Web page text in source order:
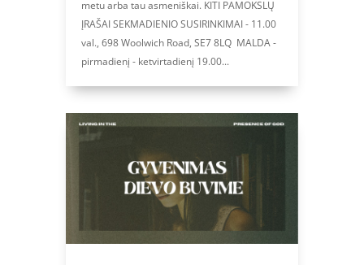
metu arba tau asmeniškai. KITI PAMOKSLŲ
ĮRAŠAI SEKMADIENIO SUSIRINKIMAI - 11.00
val., 698 Woolwich Road, SE7 8LQ MALDA -
pirmadienį - ketvirtadienį 19.00...